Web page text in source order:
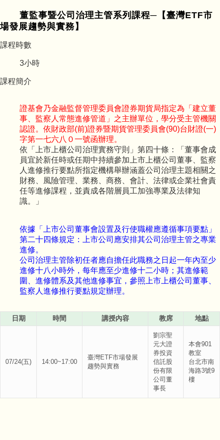
董監事暨公司治理主管系列課程─【臺灣ETF市
場發展趨勢與實務】
課程時數
3小時
課程簡介
證基會乃金融監督管理委員會證券期貨局指定為「建立董
事、監察人常態進修管道」之主辦單位，學分受主管機關
認證。依財政部(前)證券暨期貨管理委員會(90)台財證(一)
字第一七六八０一號函辦理。
依「上市上櫃公司治理實務守則」第四十條：「董事會成
員宜於新任時或任期中持續參加上市上櫃公司董事、監察
人進修推行要點所指定機構舉辦涵蓋公司治理主題相關之
財務、風險管理、業務、商務、會計、法律或企業社會責
任等進修課程，並責成各階層員工加強專業及法律知
識。」
依據「上市公司董事會設置及行使職權應遵循事項要點」
第二十四條規定：上市公司應安排其公司治理主管之專業
進修。
公司治理主管除初任者應自擔任此職務之日起一年內至少
進修十八小時外，每年應至少進修十二小時；其進修範
圍、進修體系及其他進修事宜，參照上市上櫃公司董事、
監察人進修推行要點規定辦理。
日期 時間 講授內容 教席 地點
07/24(五) 14:00~17:00
臺灣ETF市場發展
趨勢與實務
劉宗聖
元大證
券投資
信託股
份有限
公司董
事長
本會901
教室
台北市南
海路3號9
樓